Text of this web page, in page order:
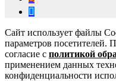
Сайт использует файлы
параметров посетителей.
согласие с политикой
применением данных
конфиденциальности